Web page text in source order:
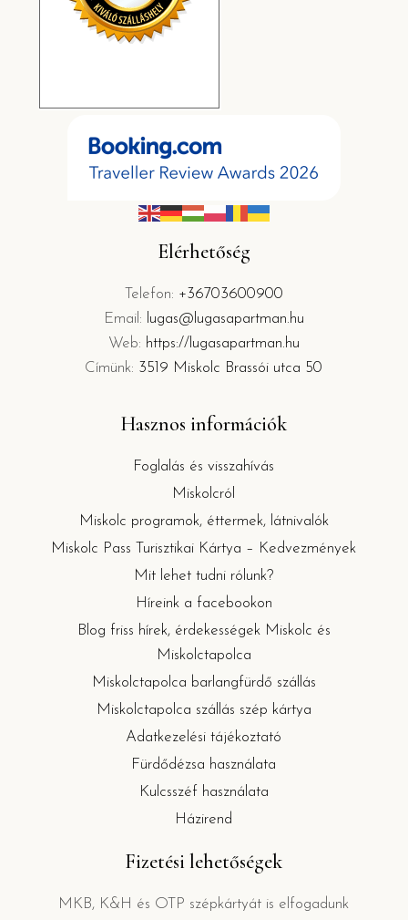
Elérhetőség
Telefon: +36703600900
Email: lugas@lugasapartman.hu
Web: https://lugasapartman.hu
Címünk: 3519 Miskolc Brassói utca 50
Hasznos információk
Foglalás és visszahívás
Miskolcról
Miskolc programok, éttermek, látnivalók
Miskolc Pass Turisztikai Kártya – Kedvezmények
Mit lehet tudni rólunk?
Híreink a facebookon
Blog friss hírek, érdekességek Miskolc és
Miskolctapolca
Miskolctapolca barlangfürdő szállás
Miskolctapolca szállás szép kártya
Adatkezelési tájékoztató
Fürdődézsa használata
Kulcsszéf használata
Házirend
Fizetési lehetőségek
MKB, K&H és OTP szépkártyát is elfogadunk